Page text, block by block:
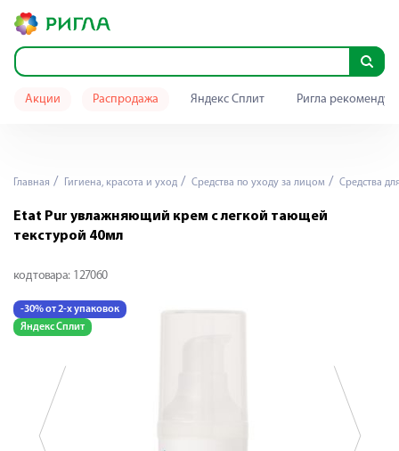
Акции Распродажа Яндекс Сплит Ригла
Главная Гигиена, красота и уход Средства по уходу за лицом Средства
Etat Pur увлажняющий крем с легкой тающей
текстурой 40мл
код товара: 127060
-30% от 2-х упаковок
Яндекс Сплит